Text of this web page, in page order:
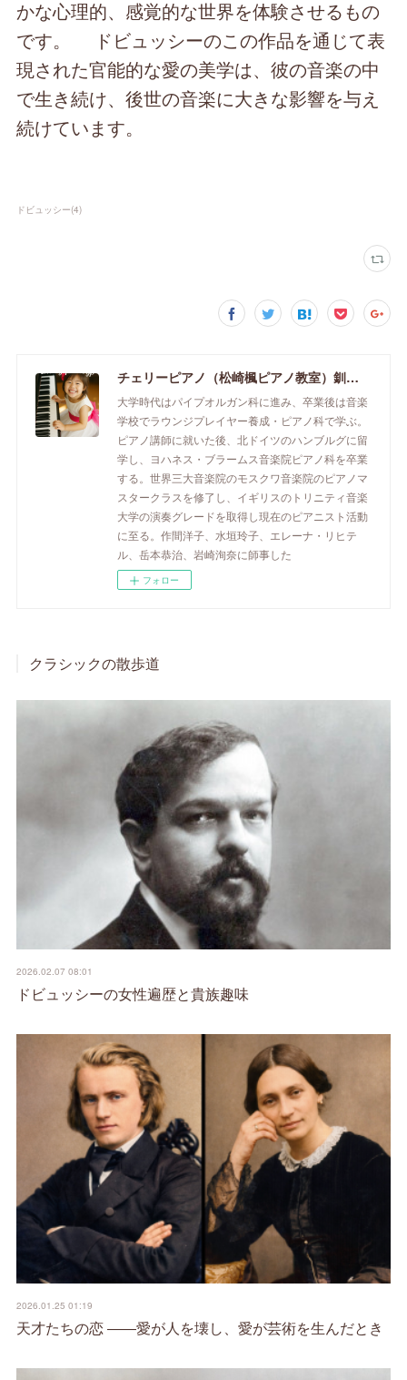
かな心理的、感覚的な世界を体験させるもの
です。 ドビュッシーのこの作品を通じて表
現された官能的な愛の美学は、彼の音楽の中
で生き続け、後世の音楽に大きな影響を与え
続けています。
ドビュッシー(4)
チェリーピアノ（松崎楓ピアノ教室）釧路市のピアノ教室
大学時代はパイプオルガン科に進み、卒業後は音楽
学校でラウンジプレイヤー養成・ピアノ科で学ぶ。
ピアノ講師に就いた後、北ドイツのハンブルグに留
学し、ヨハネス・ブラームス音楽院ピアノ科を卒業
する。世界三大音楽院のモスクワ音楽院のピアノマ
スタークラスを修了し、イギリスのトリニティ音楽
大学の演奏グレードを取得し現在のピアニスト活動
に至る。作間洋子、水垣玲子、エレーナ・リヒテ
ル、岳本恭治、岩崎洵奈に師事した
フォロー
クラシックの散歩道
2026.02.07 08:01
ドビュッシーの女性遍歴と貴族趣味
2026.01.25 01:19
天才たちの恋 ――愛が人を壊し、愛が芸術を生んだとき